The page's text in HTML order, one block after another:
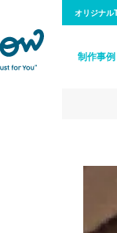
オリジナル
制作事例